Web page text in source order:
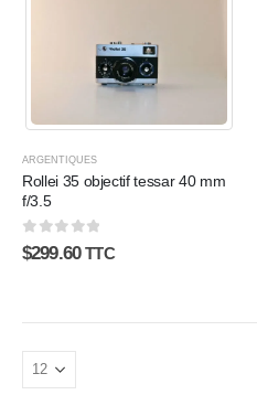
ARGENTIQUES
Rollei 35 objectif tessar 40 mm
f/3.5
0sur 5
$299.60 TTC